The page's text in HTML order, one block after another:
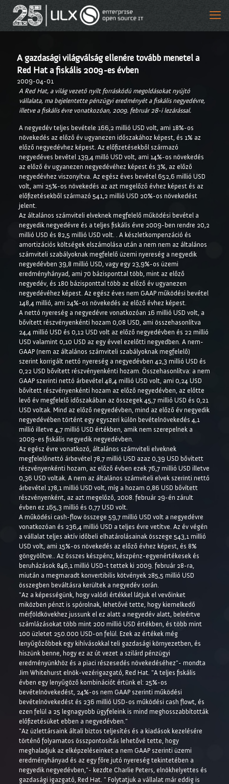
A gazdasági világválság ellenére tovább menetel a
Red Hat a fiskális 2009-es évben
2009-04-01
A Red Hat, a világ vezető nyílt forráskódú megoldásokat nyújtó
vállalata, ma bejelentette pénzügyi eredményét a fiskális negyedévre,
illetve a fiskális évre vonatkozóan, 2009. február 28-i lezárással.
A negyedév teljes bevétele 166,2 millió USD volt, ami 18%-os
növekedés az előző év ugyanezen időszakához képest, és 1% az
előző negyedévhez képest. Az előfizetésekből származó
negyedéves bevétel 139,4 milló USD volt, ami 14%-os növekedés
az előző év ugyanezen negyedévéhez képest és 3%, az előző
negyedévhez viszonyítva. Az egész éves bevétel 652,6 millió USD
volt, ami 25%-os növekedés az azt megelőző évhez képest és az
előfizetésekből származó 541,2 millió USD 20%-os növekedést
jelent.
Az általános számviteli elveknek megfelelő működési bevétel a
negyedik negyedévre és a teljes fiskális évre 2009-ben rendre 20,2
millió USD és 82,5 millió USD volt. . A készletkompenzáció és
amortizációs költségek elszámolása után a nem nem az általános
számviteli szabályoknak megfelelő üzemi nyereség a negyedik
negyedévben 39,8 millió USD, vagy egy 23,9%-os üzemi
eredményhányad, ami 70 bázisponttal több, mint az előző
negyedév, és 180 bázisponttal több az előző év ugyanezen
negyedévéhez képest. Az egész éves nem GAAP működési bevétel
148,4 millió, ami 24%-os növekedés az előző évhez képest.
A nettó nyereség a negyedévre vonatkozóan 16 millió USD volt, a
bővített részvényenkénti hozam 0,08 USD, ami összehasonlítva
24,4 millió USD és 0,12 USD volt az előző negyedévben és 22 millió
USD valamint 0,10 USD az egy évvel ezelőtti negyedben. A nem-
GAAP (nem az általános számviteli szabályoknak megfelelő)
szerint korrigált nettó nyereség a negyedévben 42,3 millió USD és
0,22 USD bővített részvényenkénti hozam. Összehasonlítva: a nem
GAAP szerinti nettó árbevétel 48,4 millió USD volt, ami 0,24 USD
bővített részvényenkénti hozam az előző negyedévben, az előtte
levő év megfelelő időszakában az összegek 45,7 millió USD és 0,21
USD voltak. Mind az előző negyedévben, mind az előző év negyedik
negyedévében történt egy egyszeri külön bevételnövekedés 4,1
millió illetve 4,7 millió USD értékben, amik nem szerepelnek a
2009-es fiskális negyedik negyedévben.
Az egész évre vonatkozó, általános számviteli elveknek
megfelelőnettó árbevétel 78,7 millió USD azaz 0,39 USD bővített
részvényenkénti hozam, az előző évben ezek 76,7 millió USD illetve
0,36 USD voltak. A nem az általános számviteli elvek szerinti nettó
árbevétel 178,1 millió USD volt, míg a hozam 0,86 USD bővített
részvényenként, az azt megelőző, 2008. február 29-én zárult
évben ez 165,3 millió és 0,77 USD volt.
A működési cash-flow összege 59,7 millió USD volt a negyedévre
vonatkozóan és 236,4 millió USD a teljes évre vetítve. Az év végén
a vállalat teljes aktív időbeli elhatárolásainak összege 543,1 millió
USD volt, ami 15%-os növekedés az előző évhez képest, és 8%
göngyölítve.. Az összes készpénz, készpénz-egyenértékesek és
beruházások 846,1 millió USD-t tettek ki 2009. február 28-ra,
miután a megmaradt konvertibilis kötvények 285,5 millió USD
összegben beváltásra kerültek a negyedév során.
"Az a képességünk, hogy valódi értékkel látjuk el vevőinket
miközben pénzt is spórolnak, lehetővé tette, hogy kiemelkedő
mérföldkövekhez jussunk el ez alatt a negyedév alatt, beleértve
számlázásokat több mint 200 millió USD értékben, és több mint
100 üzletet 250.000 USD-on felül. Ezek az értékek még
lenyűgőzőbbek egy kihívásokkal teli gazdasági környezetben, és
hiszünk benne, hogy ez az út vezet a szilárd pénzügyi
eredményünkhöz és a piaci részesedés növekedéséhez"- mondta
Jim Whitehurst elnök-vezérigazgató, Red Hat. "A teljes fiskális
évben egy lenyűgöző kombinációt értünk el: 25%-os
bevételnövekedést, 24%-os nem GAAP szerinti működési
bevételnövekedést és 236 millió USD-os működési cash flowt, és
ezen felül a 25 legnagyobb ügyfeleink is mind meghosszabbították
előfizetésüket ebben a negyedévben."
"Az üzlettársaink általi biztos teljesítés és a kiadások kezelésére
történő folyamatos összpontosítás lehetővé tette, hogy
meghaladjuk az elképzeléseinket a nem GAAP szerinti üzemi
eredményhányad és az egy főre jutó nyereség tekintetében a
negyedik negyedévben,"- kezdte Charlie Peters, elnökhelyettes és
gazdasági igazgató, Red Hat. " Folytatjuk a vállalat már eddig is